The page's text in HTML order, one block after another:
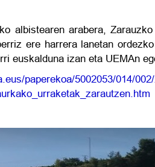
albistearen arabera,
ere harrera lanetan
euskalduna izan eta UEMAn
paperekoa/5002053/014/